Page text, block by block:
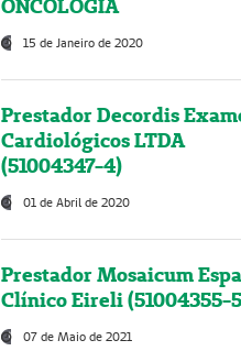
ONCOLOGIA
15 de Janeiro de 2020
Prestador Decordis
Cardiológicos LTDA
(51004347-4)
01 de Abril de 2020
Prestador Mosaicum
Clínico Eireli (51004355-
07 de Maio de 2021